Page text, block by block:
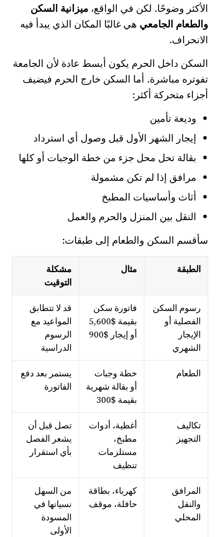
الأكثر وضوحًا. لكن في الواقع، ميزانية السكن
والطعام الجامعي هي غالبًا المكان الذي يبدأ فيه
الانحراف.
السكن داخل الحرم يكون أبسط عادة لأن الجامعة
تفوتره مباشرة. أما السكن خارج الحرم فيضيف
أجزاء متحركة أكثر:
وديعة تأمين
إيجار الشهر الأول قبل وصول أي استرداد
بقالة تحل محل جزء من خطة الوجبات أو كلها
مرافق إذا لم تكن مشمولة
أثاث وأساسيات المطبخ
النقل بين المنزل والحرم والعمل
سأقسم السكن والطعام إلى طبقات:
الطبقة مثال
مشكلة
التوقيت
رسوم السكن
الفصلية أو
الإيجار
الشهري
فاتورة سكن
بقيمة $5,600
أو إيجار $900
قد لا تتطابق
المواعيد مع
الرسوم
الدراسية
الطعام
خطة وجبات
أو بقالة شهرية
بقيمة $300
يستمر بعد دفع
الفاتورة
تكاليف
التجهيز
أغطية، أدوات
مطبخ،
مستلزمات
تنظيف
تصل قبل أن
يشعر الفصل
بأي استقرار
المرافق
والنقل
المحلي
كهرباء، بطاقة
حافلة، موقف
من السهل
نسيانها في
المسودة
الأولى